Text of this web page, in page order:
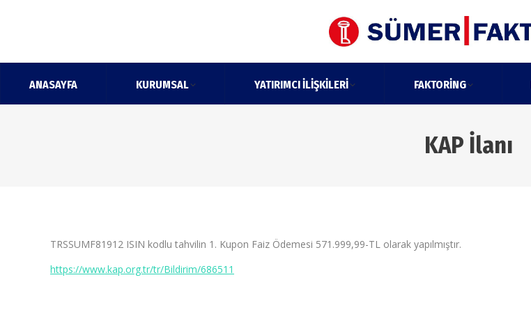
ANASAYFA KURUMSAL YATIRIMCI İLIŞKILERI FAKTORING
KAP İlanı
TRSSUMF81912 ISIN kodlu tahvilin 1. Kupon Faiz Ödemesi 571.999,99-TL olarak yapılmıştır.
https://www.kap.org.tr/tr/Bildirim/686511